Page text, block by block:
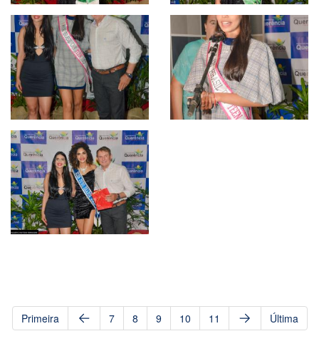
Primeira 7 8 9 10 11 Última